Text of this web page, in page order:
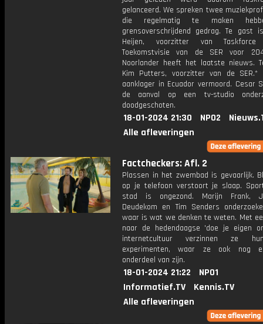
gelanceerd. We spreken twee
die regelmatig te maken
grensoverschrijdend gedrag. Te gast
Heijen, voorzitter van
Toekomstvisie van de SER voor
Noorlander heeft het laatste nieuws.
Kim Putters, voorzitter van de SER.*
aanklager in Ecuador vermoord. Cesar
de aanval op een tv-studio
doodgeschoten.
18-01-2024 21:30 NPO2
Alle afleveringen
Factcheckers: Afl. 2
Plassen in het zwembad is gevaarlijk.
op je telefoon verstoort je slaap.
stad is ongezond. Marijn Frank,
Deudekom en Tim Senders
waar is wat we denken te weten. Met
naar de hedendaagse 'doe je eigen
internetcultuur verzinnen ze
experimenten, waar ze ook nog
onderdeel van zijn.
18-01-2024 21:22
NPO1
Informatief.TV
Kennis.TV
Alle afleveringen